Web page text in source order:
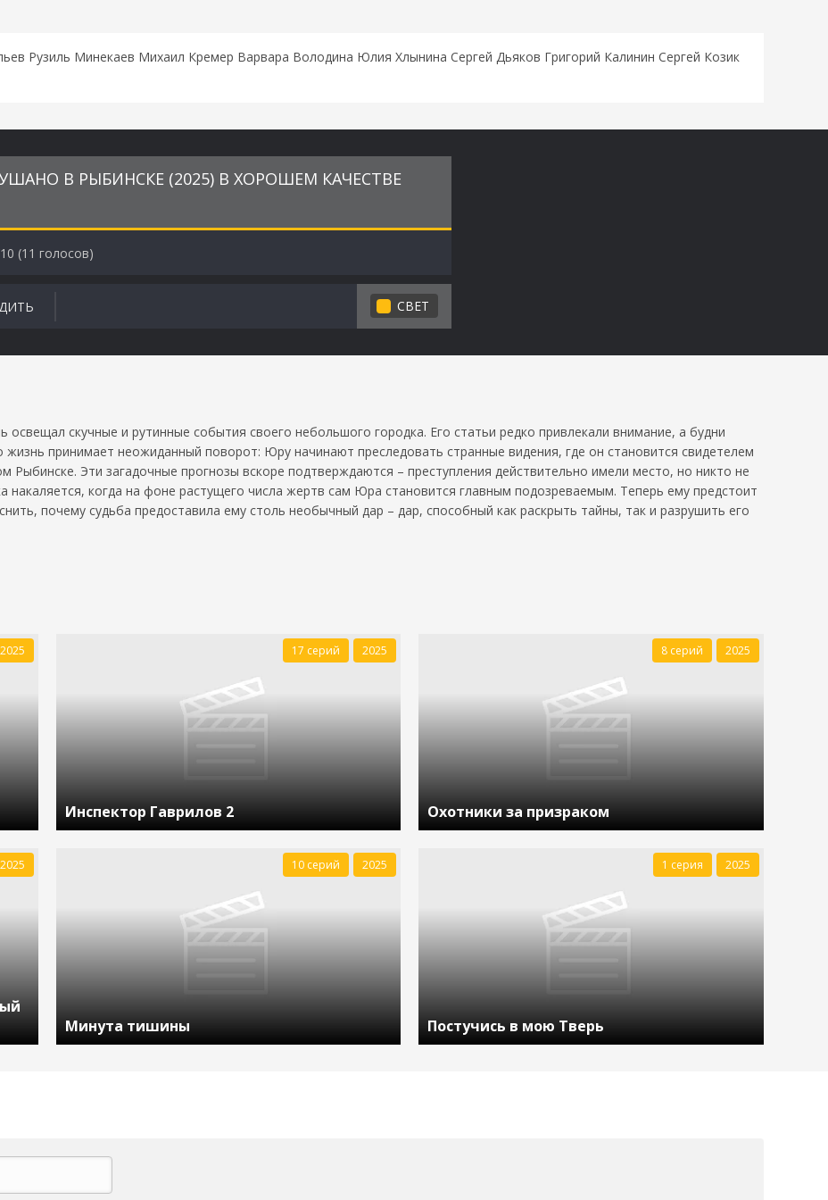
Рузиль Минекаев Михаил Кремер Варвара Володина Юлия Хлынина Сергей Дьяков Григорий Калинин Сергей Козик
В РЫБИНСКЕ (2025) В ХОРОШЕМ КАЧЕСТВЕ
(11 голосов)
СВЕТ
скучные и рутинные события своего небольшого городка. Его статьи редко привлекали внимание, а будни
жизнь принимает неожиданный поворот: Юру начинают преследовать странные видения, где он становится свидетелем
Рыбинске. Эти загадочные прогнозы вскоре подтверждаются – преступления действительно имели место, но никто не
когда на фоне растущего числа жертв сам Юра становится главным подозреваемым. Теперь ему предстоит
почему судьба предоставила ему столь необычный дар – дар, способный как раскрыть тайны, так и разрушить его
Инспектор Гаврилов 2
17 серий 2025
Охотники за призраком
8 серий 2025
2025
Минута тишины
10 серий 2025
Постучись в мою Тверь
1 серия 2025